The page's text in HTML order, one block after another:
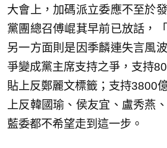
大會上，加碼派立委應不至於
黨團總召傅崐萁早前已放話，
另一方面則是因季麟連失言風
爭變成黨主席支持之爭，支持
貼上反鄭麗文標籤；支持3800
上反韓國瑜、侯友宜、盧秀燕
藍委都不希望走到這一步。